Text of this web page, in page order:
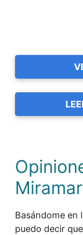
Miramar
Basándome en
puedo decir que